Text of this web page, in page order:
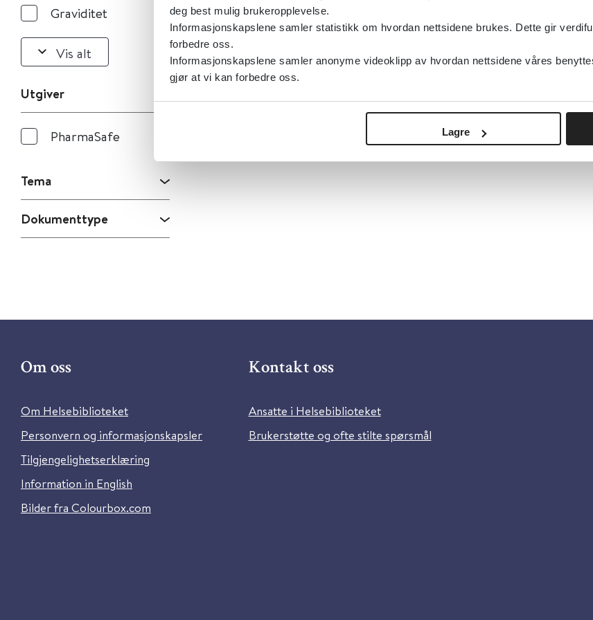
deg best mulig brukeropplevelse.
Informasjonskapslene samler statistikk om hvordan nettsidene brukes. Dette gir
forbedre oss.
Informasjonskapslene samler anonyme videoklipp av hvordan nettsidene våres
gjør at vi kan forbedre oss.
Lagre
Graviditet
Vis alt
Utgiver
PharmaSafe
Tema
Dokumenttype
Om oss
Om Helsebiblioteket
Personvern og informasjonskapsler
Tilgjengelighetserklæring
Information in English
Bilder fra Colourbox.com
Kontakt oss
Ansatte i Helsebiblioteket
Brukerstøtte og ofte stilte spørsmål